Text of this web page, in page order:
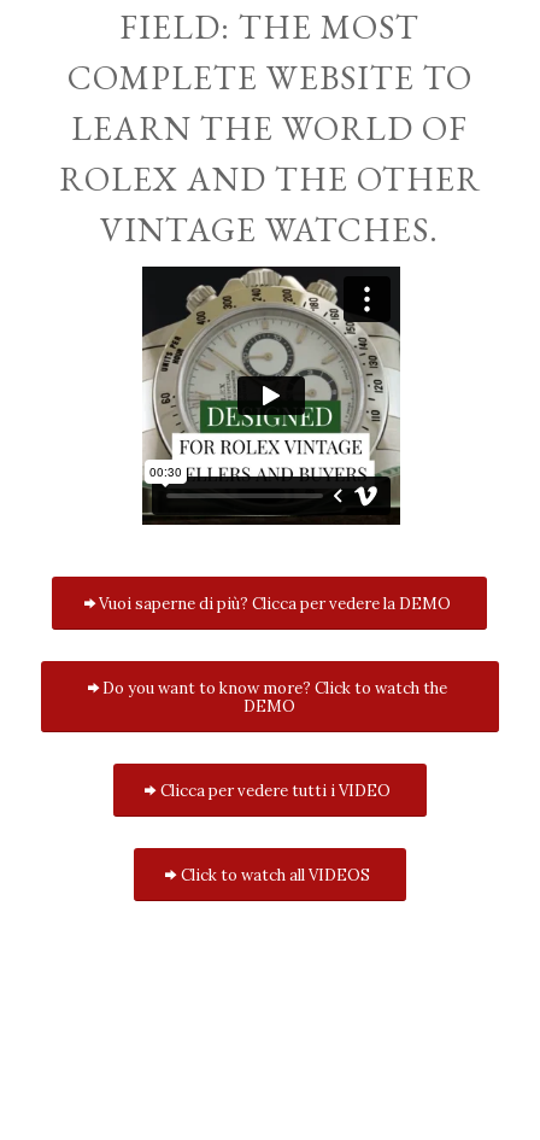
FIELD: THE MOST
COMPLETE WEBSITE TO
LEARN THE WORLD OF
ROLEX AND THE OTHER
VINTAGE WATCHES.
Vuoi saperne di più? Clicca per vedere la DEMO
Do you want to know more? Click to watch the
DEMO
Clicca per vedere tutti i VIDEO
Click to watch all VIDEOS